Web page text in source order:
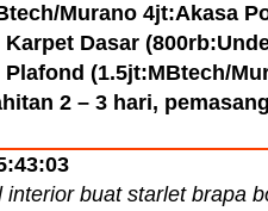
Murano 4jt:Akasa
Dasar
(1.5jt:MBtech/
2 – 3 hari,
buat starlet brapa